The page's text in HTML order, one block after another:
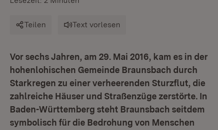
Teilen Text vorlesen
Vor sechs Jahren, am 29. Mai 2016, kam es in der
hohenlohischen Gemeinde Braunsbach durch
Starkregen zu einer verheerenden Sturzflut, die
zahlreiche Häuser und Straßenzüge zerstörte. In
Baden-Württemberg steht Braunsbach seitdem
symbolisch für die Bedrohung von Menschen